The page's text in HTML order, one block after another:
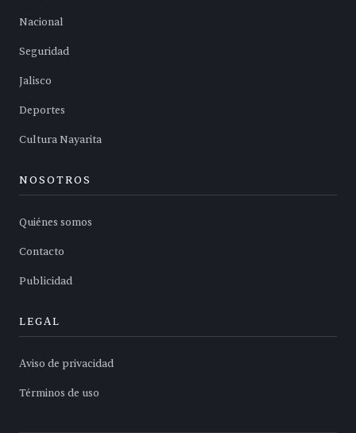
Nacional
Seguridad
Jalisco
Deportes
Cultura Nayarita
NOSOTROS
Quiénes somos
Contacto
Publicidad
LEGAL
Aviso de privacidad
Términos de uso